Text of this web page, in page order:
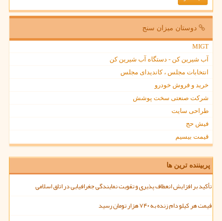
دوستان میزان سنج
MIGT
آب شیرین کن - دستگاه آب شیرین کن
انتخابات مجلس ، کاندیدای مجلس
خرید و فروش خودرو
شرکت صنعتی سخت پوشش
طراحی سایت
فیش حج
قیمت بیسیم
پربیننده ترین ها
تأکید بر افزایش انعطاف پذیری و تقویت نمایندگی جغرافیایی در اتاق اسلامی
قیمت هر کیلو دام زنده به ۷۴۰ هزار تومان رسید